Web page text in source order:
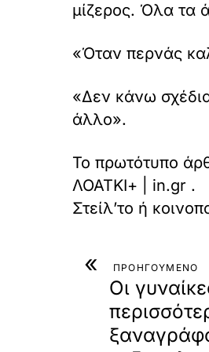
τ
ψ
ε
κ
ν
α
ο
μίζερος. Όλα τα
«Όταν περνάς
«Δεν κάνω
άλλο».
Το πρωτότυπο
ΛΟΑΤΚΙ+ | in.gr .
« ΠΡΟΗΓΟΥΜΕΝΟ
Οι